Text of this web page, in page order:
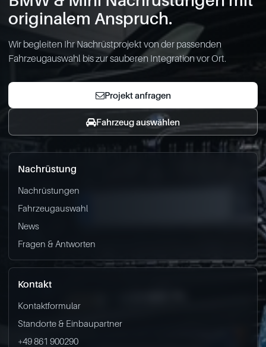
originalem Anspruch.
Wir begleiten Ihr Nachrüstprojekt von der passenden
Fahrzeugauswahl bis zur sauberen Integration vor Ort.
Projekt anfragen
Fahrzeug auswählen
Nachrüstung
Nachrüstungen
Fahrzeugauswahl
News
Fragen & Antworten
Kontakt
Kontaktformular
Standorte & Einbaupartner
+49 861 900290